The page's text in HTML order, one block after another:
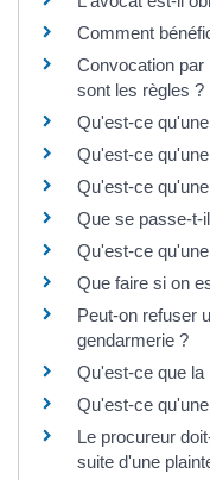
Comment
Convocation
sont les règles ?
Qu'est-ce
Qu'est-ce
Qu'est-ce
Que se passe-t-
Qu'est-ce
Que faire si on
Peut-on refuser
gendarmerie ?
Qu'est-ce que la
Qu'est-ce
Le procureur
suite d'une